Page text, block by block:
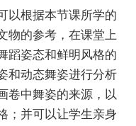
根据本节课所学的
物的参考，在课堂上
蹈姿态和鲜明风格的
和动态舞姿进行分析
卷中舞姿的来源，以
；并可以让学生亲身